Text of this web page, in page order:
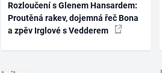
Rozloučení s Glenem Hansardem:
Proutěná rakev, dojemná řeč Bona
a zpěv Irglové s Vedderem